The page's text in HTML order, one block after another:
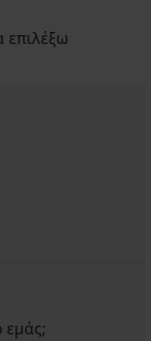
επιλέξω
εμάς;